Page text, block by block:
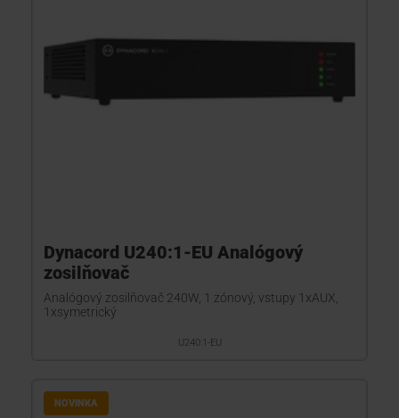
Dynacord U240:1-EU Analógový
zosilňovač
Analógový zosilňovač 240W, 1 zónový, vstupy 1xAUX,
1xsymetrický
U240:1-EU
NOVINKA